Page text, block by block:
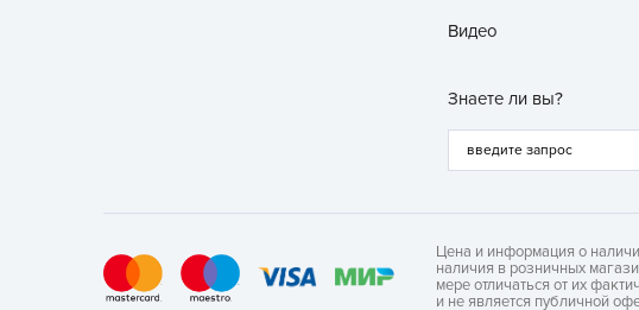
Видео
Знаете ли вы?
Цена и информация о
наличия в розничных
мере отличаться от их
и не является публичной